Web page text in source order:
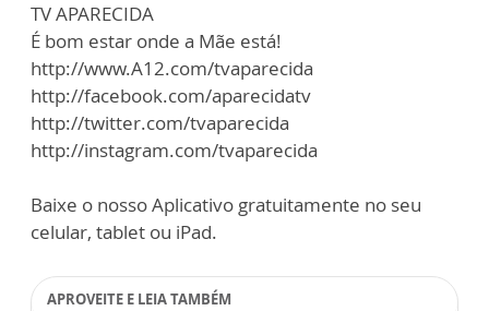
TV APARECIDA
É bom estar onde a Mãe está!
http://www.A12.com/tvaparecida
http://facebook.com/aparecidatv
http://twitter.com/tvaparecida
http://instagram.com/tvaparecida
Baixe o nosso Aplicativo gratuitamente no seu
celular, tablet ou iPad.
APROVEITE E LEIA TAMBÉM